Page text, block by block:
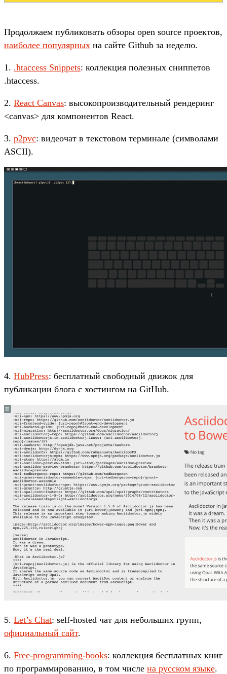
Продолжаем публиковать обзоры open source проектов,
наиболее популярных на сайте Github за неделю.
1. .htaccess Snippets: коллекция полезных сниппетов
.htaccess.
2. React Canvas: высокопроизводительный рендеринг
<canvas> для компонентов React.
3. p2pvc: видеочат в текстовом терминале (символами
ASCII).
4. HubPress: бесплатный свободный движок для
публикации блога с хостингом на GitHub.
5. Let’s Chat: self-hosted чат для небольших групп,
официальный сайт.
6. Free-programming-books: коллекция бесплатных книг
по программированию, в том числе на русском языке.